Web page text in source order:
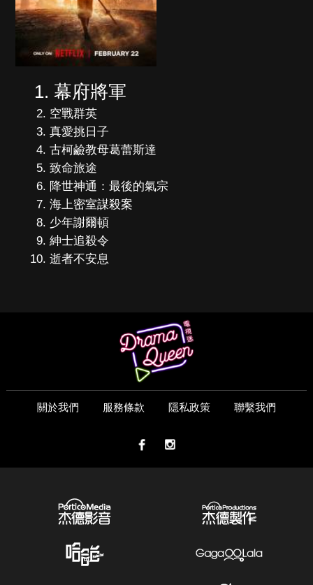
幕府將軍
空戰群英
真愛挑日子
古柯鹼教母葛蕾斯達
致命旅途
降世神通：最後的氣宗
海上密室謀殺案
少年謝爾頓
紳士追殺令
逝者不安息
關於我們 服務條款 隱私政策 聯繫我們